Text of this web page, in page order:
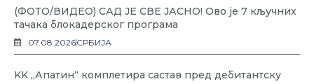
(ФОТО/ВИДЕО) САД ЈЕ СВЕ ЈАСНО! Ово је 7 кључних
тачака блокадерског програма
07.08.2026СРБИЈА
KK „Апатин“ комплетира састав пред дебитантску